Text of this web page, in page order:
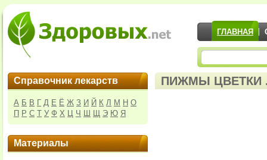
ГЛАВНАЯ
Справочник лекарств
А Б В Г Д Е Ё Ж З И Й К Л М Н О
П Р С Т У Ф Х Ц Ч Ш Щ Э Ю Я
Материалы
ПИЖМЫ ЦВЕТКИ .